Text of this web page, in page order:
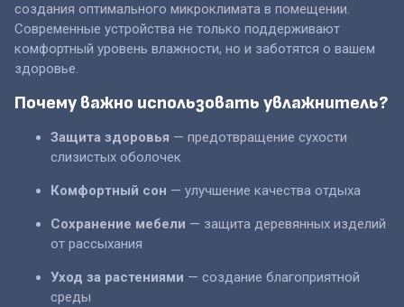
создания оптимального микроклимата в помещении.
Современные устройства не только поддерживают
комфортный уровень влажности, но и заботятся о вашем
здоровье.
Почему важно использовать увлажнитель?
Защита здоровья — предотвращение сухости
слизистых оболочек
Комфортный сон — улучшение качества отдыха
Сохранение мебели — защита деревянных изделий
от рассыхания
Уход за растениями — создание благоприятной
среды